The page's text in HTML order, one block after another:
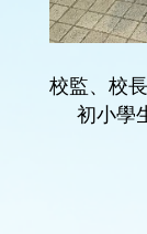
校監、校
初小學